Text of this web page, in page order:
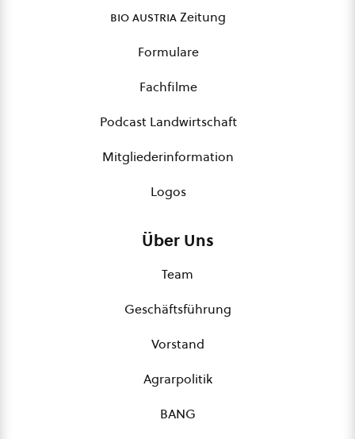
bio austriaZeitung
Formulare
Fachfilme
Podcast Landwirtschaft
Mitgliederinformation
Logos
Über Uns
Team
Geschäftsführung
Vorstand
Agrarpolitik
BANG